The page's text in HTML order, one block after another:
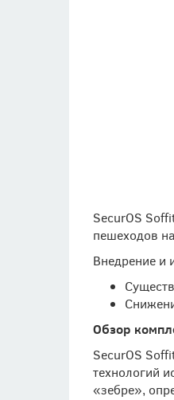
SecurOS
пешеходов
Внедрение и
Обзор
SecurOS
технологий
«зебре»,